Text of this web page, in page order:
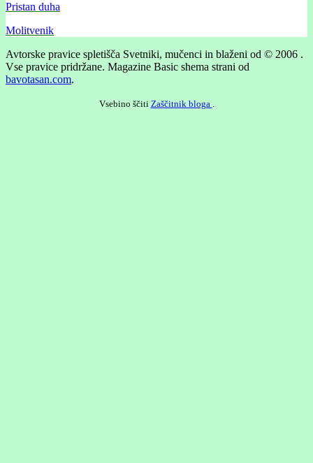
Pristan duha
Molitvenik
Avtorske pravice spletišča Svetniki, mučenci in blaženi od © 2006 .
Vse pravice pridržane. Magazine Basic shema strani od
bavotasan.com.
Vsebino ščiti Zaščitnik bloga .